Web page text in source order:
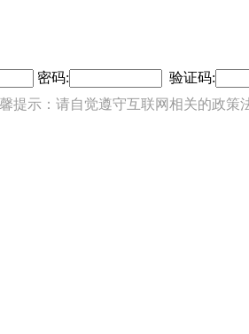
密码: 验证码:
提示：请自觉遵守互联网相关的政策